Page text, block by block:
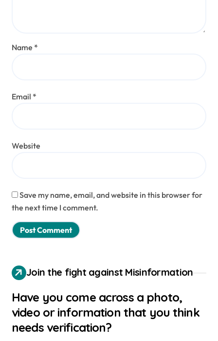
Name *
Email *
Website
Save my name, email, and website in this browser for
the next time I comment.
Join the fight against Misinformation
Have you come across a photo,
video or information that you think
needs verification?